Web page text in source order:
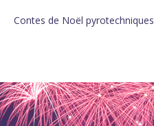
Contes de Noël pyrotechniques